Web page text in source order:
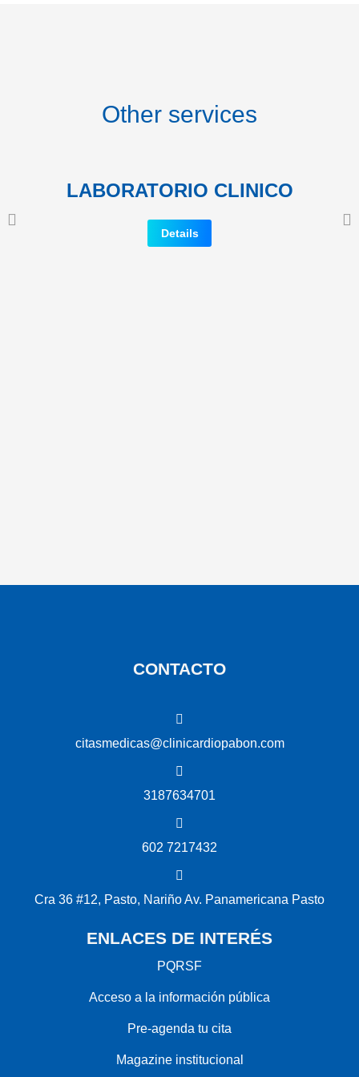
Other services
LABORATORIO CLINICO
Details
CONTACTO
citasmedicas@clinicardiopabon.com
3187634701
602 7217432
Cra 36 #12, Pasto, Nariño Av. Panamericana Pasto
ENLACES DE INTERÉS
PQRSF
Acceso a la información pública
Pre-agenda tu cita
Magazine institucional